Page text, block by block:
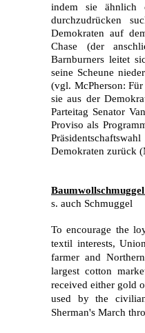
indem sie ähnlich
durchzudrücken
Demokraten auf
Chase (der
Barnburners leitet
seine Scheune
(vgl. McPherson:
sie aus der
Parteitag Senator
Proviso als
Demokraten zu­rück
s. auch Schmuggel
To encourage the
textil interests,
farmer and
largest cotton
received either gold
used by the
Sherman's March